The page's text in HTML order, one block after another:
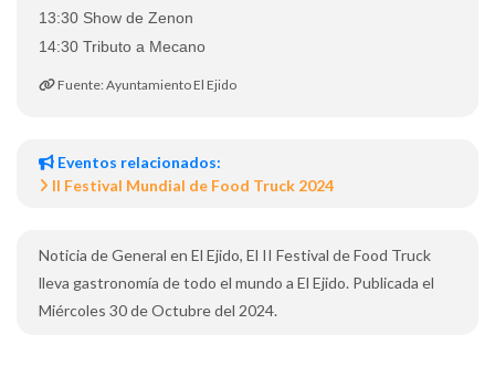
13:30 Show de Zenon
14:30 Tributo a Mecano
Fuente: Ayuntamiento El Ejido
Eventos relacionados:
II Festival Mundial de Food Truck 2024
Noticia de General en El Ejido, El II Festival de Food Truck
lleva gastronomía de todo el mundo a El Ejido. Publicada el
Miércoles 30 de Octubre del 2024.